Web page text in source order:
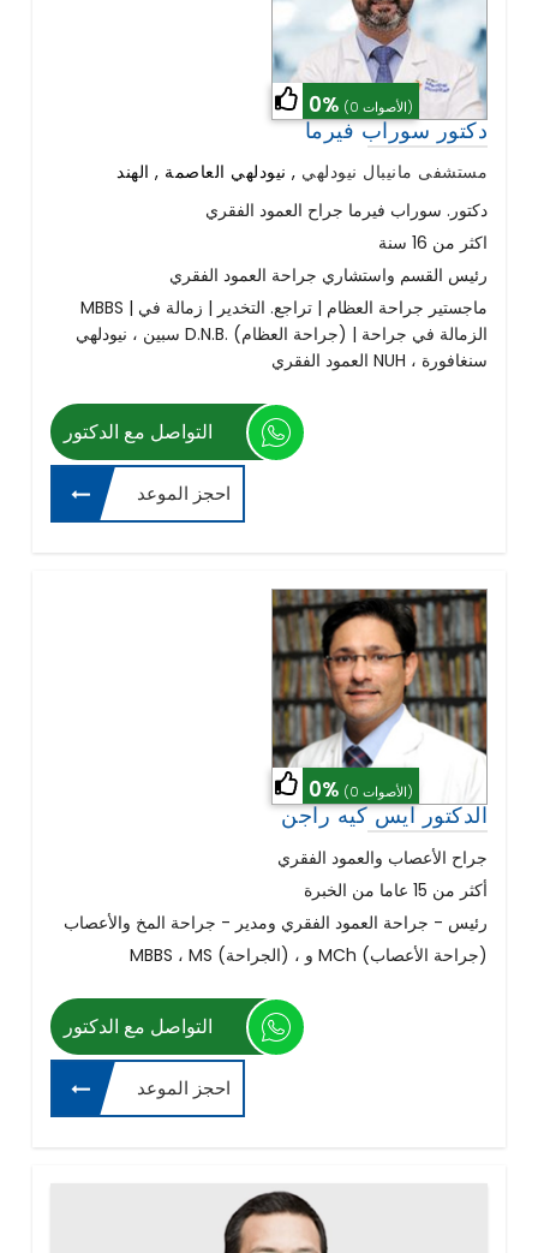
0% (0 الأصوات)
دكتور سوراب فيرما
مستشفى مانيبال نيودلهي , نيودلهي العاصمة , الهند
دكتور. سوراب فيرما جراح العمود الفقري
اكثر من 16 سنة
رئيس القسم واستشاري جراحة العمود الفقري
MBBS | ماجستير جراحة العظام | تراجع. التخدير | زمالة في
سبين ، نيودلهي D.N.B. (جراحة العظام) | الزمالة في جراحة
العمود الفقري NUH ، سنغافورة
التواصل مع الدكتور
احجز الموعد
0% (0 الأصوات)
الدكتور ايس كيه راجن
جراح الأعصاب والعمود الفقري
أكثر من 15 عاما من الخبرة
رئيس - جراحة العمود الفقري ومدير - جراحة المخ والأعصاب
MBBS ، MS (الجراحة) ، و MCh (جراحة الأعصاب)
التواصل مع الدكتور
احجز الموعد